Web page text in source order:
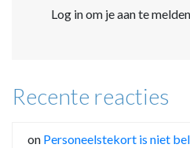
Log in om je aan te
Recente reacties
on Personeelstekort is niet